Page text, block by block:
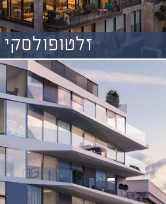
זלטופולסקי 29